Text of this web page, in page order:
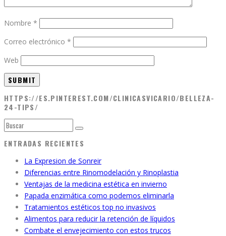
Nombre *
Correo electrónico *
Web
HTTPS://ES.PINTEREST.COM/CLINICASVICARIO/BELLEZA-
24-TIPS/
ENTRADAS RECIENTES
La Expresion de Sonreir
Diferencias entre Rinomodelación y Rinoplastia
Ventajas de la medicina estética en invierno
Papada enzimática como podemos eliminarla
Tratamientos estéticos top no invasivos
Alimentos para reducir la retención de líquidos
Combate el envejecimiento con estos trucos